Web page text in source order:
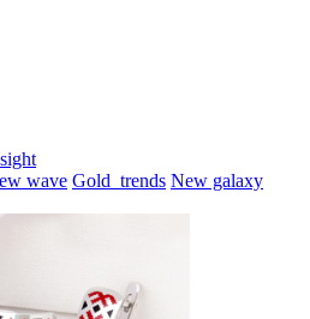
wave Gold_trends New galaxy